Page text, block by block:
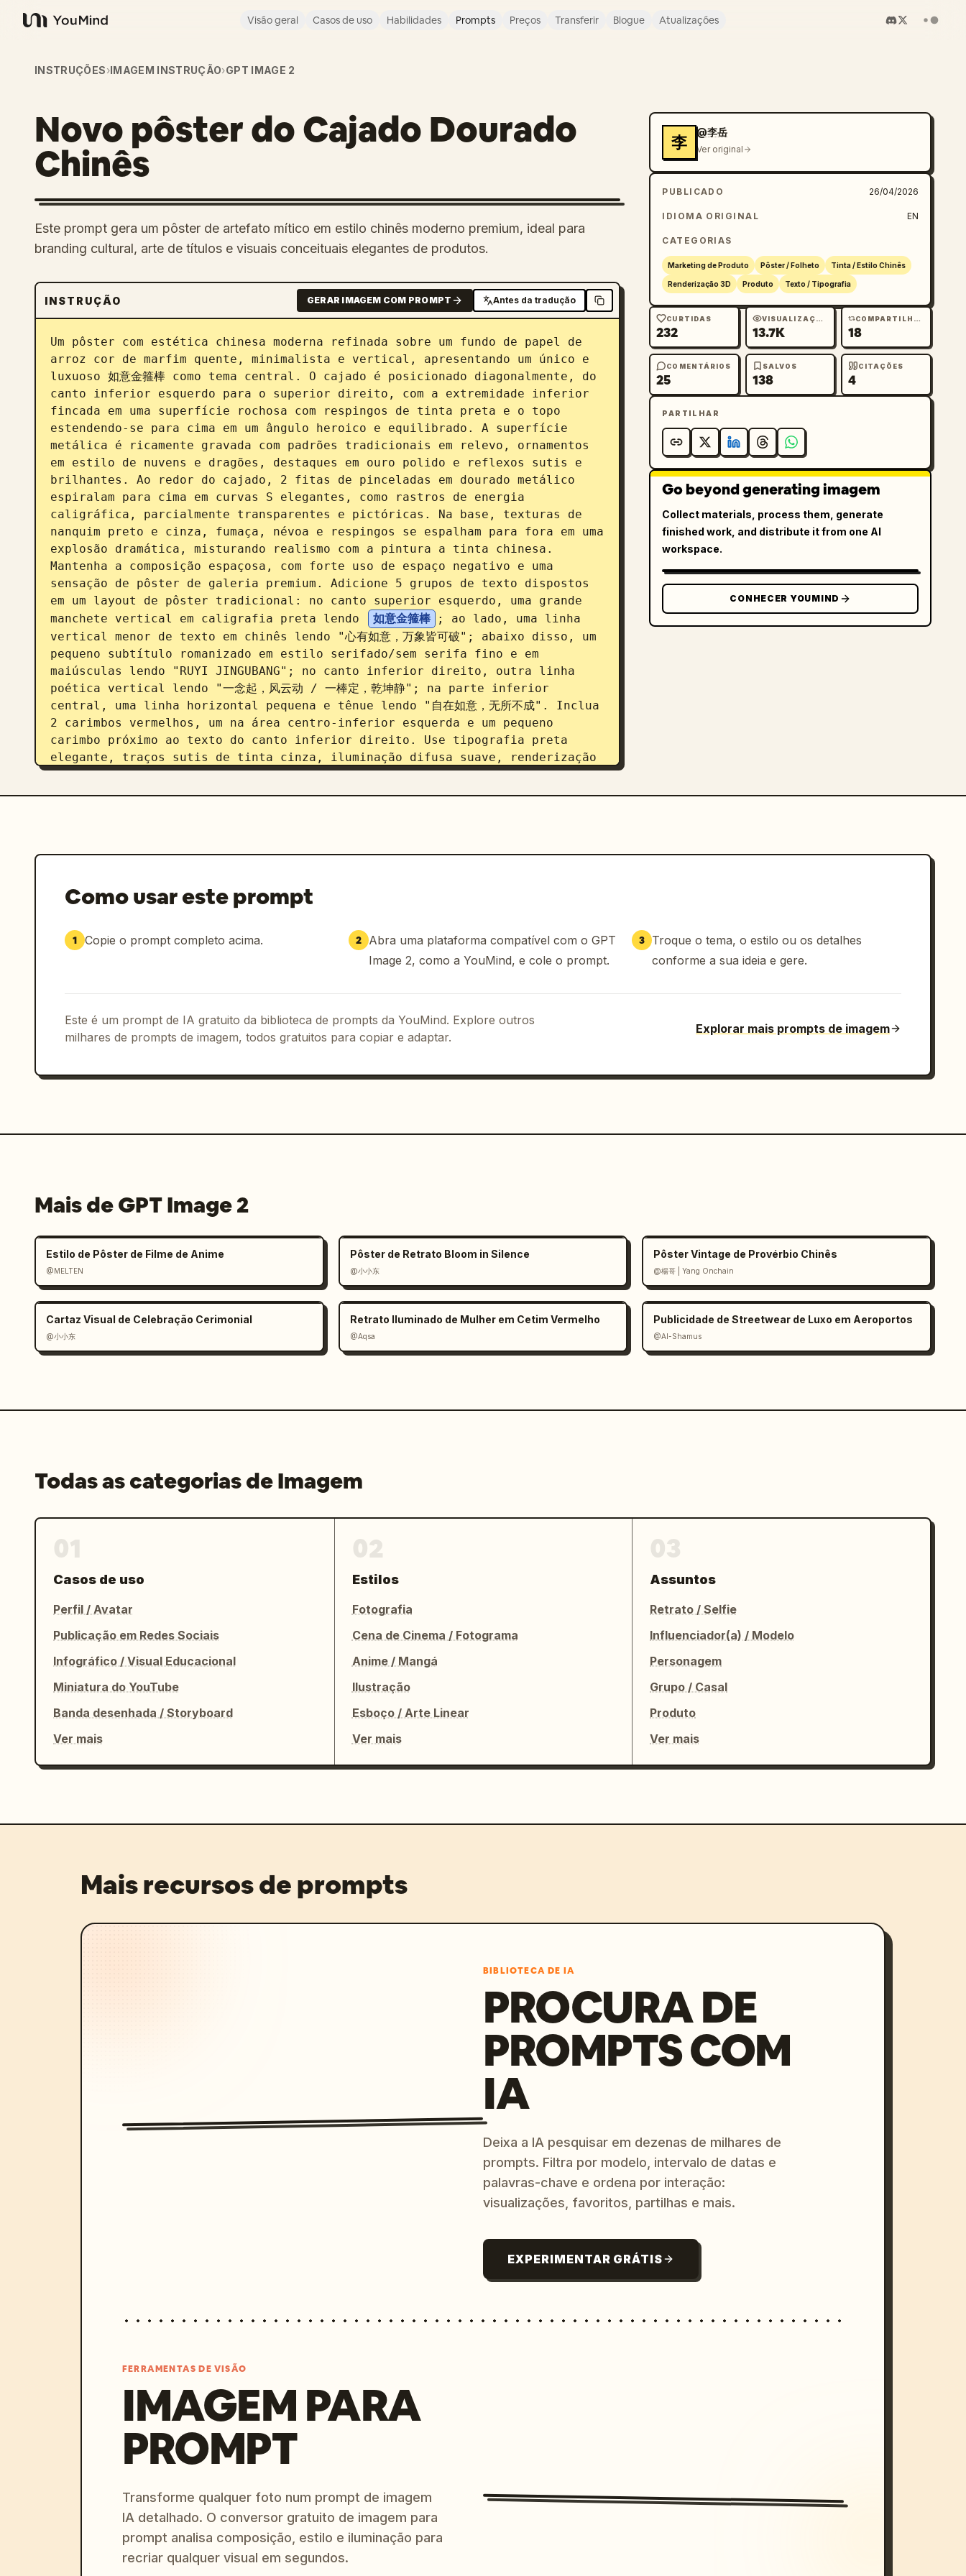
YouMind
Visão geral Casos de uso Habilidades Prompts Preços Transferir Blogue Atualizações
INSTRUÇÕES›IMAGEM INSTRUÇÃO›GPT IMAGE 2
Novo pôster do Cajado Dourado
Chinês
Este prompt gera um pôster de artefato mítico em estilo chinês moderno premium, ideal para
branding cultural, arte de títulos e visuais conceituais elegantes de produtos.
INSTRUÇÃO GERAR IMAGEM COM PROMPT Antes da tradução
Um pôster com estética chinesa moderna refinada sobre um fundo de papel de
arroz cor de marfim quente, minimalista e vertical, apresentando um único e
luxuoso 如意金箍棒 como tema central. O cajado é posicionado diagonalmente, do
canto inferior esquerdo para o superior direito, com a extremidade inferior
fincada em uma superfície rochosa com respingos de tinta preta e o topo
estendendo-se para cima em um ângulo heroico e equilibrado. A superfície
metálica é ricamente gravada com padrões tradicionais em relevo, ornamentos
em estilo de nuvens e dragões, destaques em ouro polido e reflexos sutis e
brilhantes. Ao redor do cajado, 2 fitas de pinceladas em dourado metálico
espiralam para cima em curvas S elegantes, como rastros de energia
caligráfica, parcialmente transparentes e pictóricas. Na base, texturas de
nanquim preto e cinza, fumaça, névoa e respingos se espalham para fora em uma
explosão dramática, misturando realismo com a pintura a tinta chinesa.
Mantenha a composição espaçosa, com forte uso de espaço negativo e uma
sensação de pôster de galeria premium. Adicione 5 grupos de texto dispostos
em um layout de pôster tradicional: no canto superior esquerdo, uma grande
manchete vertical em caligrafia preta lendo
如意金箍棒
; ao lado, uma linha
vertical menor de texto em chinês lendo "心有如意，万象皆可破"; abaixo disso, um
pequeno subtítulo romanizado em estilo serifado/sem serifa fino e em
maiúsculas lendo "RUYI JINGUBANG"; no canto inferior direito, outra linha
poética vertical lendo "一念起，风云动 / 一棒定，乾坤静"; na parte inferior
central, uma linha horizontal pequena e tênue lendo "自在如意，无所不成". Inclua
2 carimbos vermelhos, um na área centro-inferior esquerda e um pequeno
carimbo próximo ao texto do canto inferior direito. Use tipografia preta
elegante, traços sutis de tinta cinza, iluminação difusa suave, renderização
de produto ultra detalhada, branding de luxo cultural, atmosfera serena e
poderosa, e uma mistura equilibrada de apresentação de artefato mítico antigo
李
@李岳
Ver original
PUBLICADO 26/04/2026
IDIOMA ORIGINAL EN
CATEGORIAS
Marketing de Produto Pôster / Folheto Tinta / Estilo Chinês
Renderização 3D Produto Texto / Tipografia
CURTIDAS
232
VISUALIZAÇÕES
13.7K
COMPARTILHAMENTOS
18
COMENTÁRIOS
25
SALVOS
138
CITAÇÕES
4
PARTILHAR
Go beyond generating imagem
Collect materials, process them, generate
finished work, and distribute it from one AI
workspace.
CONHECER YOUMIND
Como usar este prompt
1 Copie o prompt completo acima. 2 Abra uma plataforma compatível com o GPT
Image 2, como a YouMind, e cole o prompt.
3
Troque o tema, o estilo ou os detalhes
conforme a sua ideia e gere.
Este é um prompt de IA gratuito da biblioteca de prompts da YouMind. Explore outros
milhares de prompts de imagem, todos gratuitos para copiar e adaptar.
Explorar mais prompts de imagem
Mais de GPT Image 2
Estilo de Pôster de Filme de Anime
@MELTEN
Pôster de Retrato Bloom in Silence
@小小东
Pôster Vintage de Provérbio Chinês
@楊哥 | Yang Onchain
Cartaz Visual de Celebração Cerimonial
@小小东
Retrato Iluminado de Mulher em Cetim Vermelho
@Aqsa
Publicidade de Streetwear de Luxo em Aeroportos
@Al-Shamus
Todas as categorias de Imagem
Casos de uso
Perfil / Avatar
Publicação em Redes Sociais
Infográfico / Visual Educacional
Miniatura do YouTube
Banda desenhada / Storyboard
Ver mais
Estilos
Fotografia
Cena de Cinema / Fotograma
Anime / Mangá
Ilustração
Esboço / Arte Linear
Ver mais
Assuntos
Retrato / Selfie
Influenciador(a) / Modelo
Personagem
Grupo / Casal
Produto
Ver mais
Mais recursos de prompts
BIBLIOTECA DE IA
PROCURA DE
PROMPTS COM
IA
Deixa a IA pesquisar em dezenas de milhares de
prompts. Filtra por modelo, intervalo de datas e
palavras-chave e ordena por interação:
visualizações, favoritos, partilhas e mais.
EXPERIMENTAR GRÁTIS
FERRAMENTAS DE VISÃO
IMAGEM PARA
PROMPT
Transforme qualquer foto num prompt de imagem
IA detalhado. O conversor gratuito de imagem para
prompt analisa composição, estilo e iluminação para
recriar qualquer visual em segundos.